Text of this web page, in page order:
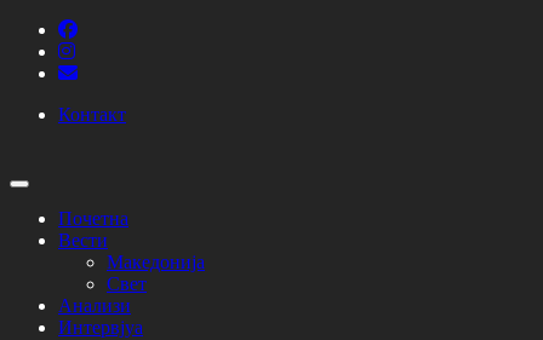
Контакт
Почетна
Вести
Македонија
Свет
Анализи
Интервјуа